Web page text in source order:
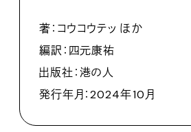
著：コウコウテッ ほか
編訳：四元康祐
出版社：港の人
発行年月：2024年10月